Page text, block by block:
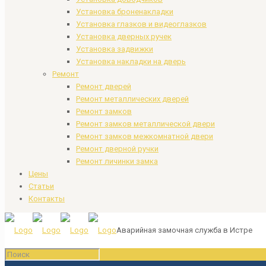
Установка броненакладки
Установка глазков и видеоглазков
Установка дверных ручек
Установка задвижки
Установка накладки на дверь
Ремонт
Ремонт дверей
Ремонт металлических дверей
Ремонт замков
Ремонт замков металлической двери
Ремонт замков межкомнатной двери
Ремонт дверной ручки
Ремонт личинки замка
Цены
Статьи
Контакты
Аварийная замочная служба в Истре